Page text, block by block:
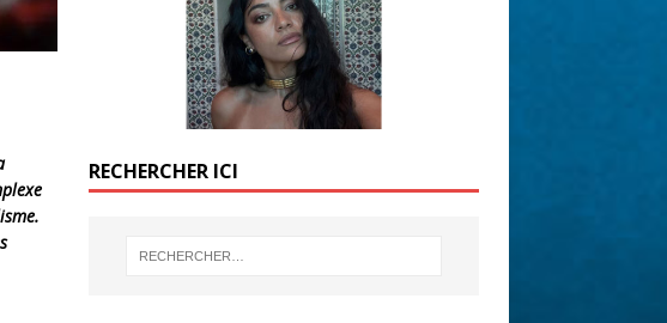
RECHERCHER ICI